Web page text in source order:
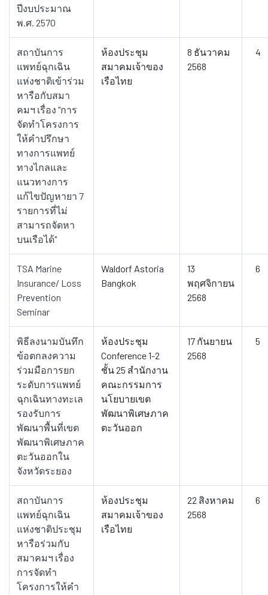
ปีงบประมาณ
พ.ศ. 2570
สถาบันการ
แพทย์ฉุกเฉิน
แห่งชาติเข้าร่วม
หารือกับสมา
คมฯ เรื่อง "การ
จัดทำโครงการ
ให้คำปรึกษา
ทางการแพทย์
ทางไกลและ
แนวทางการ
แก้ไขปัญหายา 7
รายการที่ไม่
สามารถจัดหา
บนเรือได้"
ห้องประชุม
สมาคมเจ้าของ
เรือไทย
8 ธันวาคม
2568
4
TSA Marine
Insurance/ Loss
Prevention
Seminar
Waldorf Astoria
Bangkok
13
พฤศจิกายน
2568
6
พิธีลงนามบันทึก
ข้อตกลงความ
ร่วมมือการยก
ระดับการแพทย์
ฉุกเฉินทางทะเล
รองรับการ
พัฒนาพื้นที่เขต
พัฒนาพิเศษภาค
ตะวันออกใน
จังหวัดระยอง
ห้องประชุม
Conference 1-2
ชั้น 25 สำนักงาน
คณะกรรมการ
นโยบายเขต
พัฒนาพิเศษภาค
ตะวันออก
17 กันยายน
2568
5
สถาบันการ
แพทย์ฉุกเฉิน
แห่งชาติประชุม
หารือร่วมกับ
สมาคมฯ เรื่อง
การจัดทำ
โครงการให้คำ
ห้องประชุม
สมาคมเจ้าของ
เรือไทย
22 สิงหาคม
2568
6